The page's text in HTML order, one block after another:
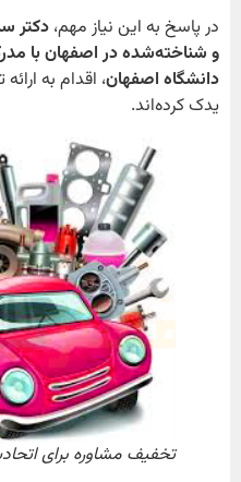
در پاسخ به این نیاز مهم،دکتر
و شناخته‌شده در اصفهان با
دانشگاه اصفهان، اقدام به
یدک کرده‌اند.
تخفیف مشاوره برای